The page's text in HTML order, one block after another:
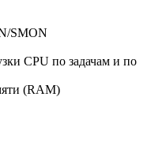
SMON
CPU по задачам и по
(RAM)